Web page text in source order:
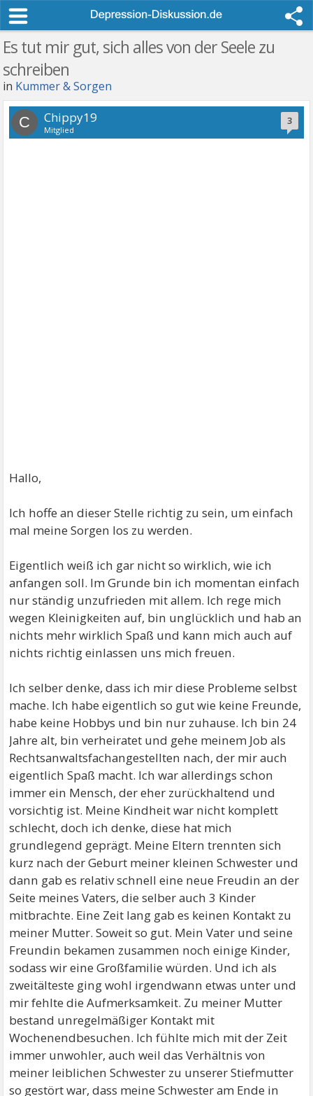
Es tut mir gut, sich alles von der Seele zu
schreiben
in Kummer & Sorgen
3
C Chippy19
Mitglied
Hallo,
Ich hoffe an dieser Stelle richtig zu sein, um einfach
mal meine Sorgen los zu werden.
Eigentlich weiß ich gar nicht so wirklich, wie ich
anfangen soll. Im Grunde bin ich momentan einfach
nur ständig unzufrieden mit allem. Ich rege mich
wegen Kleinigkeiten auf, bin unglücklich und hab an
nichts mehr wirklich Spaß und kann mich auch auf
nichts richtig einlassen uns mich freuen.
Ich selber denke, dass ich mir diese Probleme selbst
mache. Ich habe eigentlich so gut wie keine Freunde,
habe keine Hobbys und bin nur zuhause. Ich bin 24
Jahre alt, bin verheiratet und gehe meinem Job als
Rechtsanwaltsfachangestellten nach, der mir auch
eigentlich Spaß macht. Ich war allerdings schon
immer ein Mensch, der eher zurückhaltend und
vorsichtig ist. Meine Kindheit war nicht komplett
schlecht, doch ich denke, diese hat mich
grundlegend geprägt. Meine Eltern trennten sich
kurz nach der Geburt meiner kleinen Schwester und
dann gab es relativ schnell eine neue Freudin an der
Seite meines Vaters, die selber auch 3 Kinder
mitbrachte. Eine Zeit lang gab es keinen Kontakt zu
meiner Mutter. Soweit so gut. Mein Vater und seine
Freundin bekamen zusammen noch einige Kinder,
sodass wir eine Großfamilie würden. Und ich als
zweitälteste ging wohl irgendwann etwas unter und
mir fehlte die Aufmerksamkeit. Zu meiner Mutter
bestand unregelmäßiger Kontakt mit
Wochenendbesuchen. Ich fühlte mich mit der Zeit
immer unwohler, auch weil das Verhältnis von
meiner leiblichen Schwester zu unserer Stiefmutter
so gestört war, dass meine Schwester am Ende in